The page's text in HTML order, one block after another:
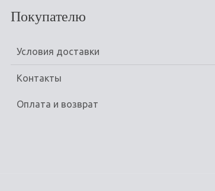
Покупателю
Условия доставки
Контакты
Оплата и возврат